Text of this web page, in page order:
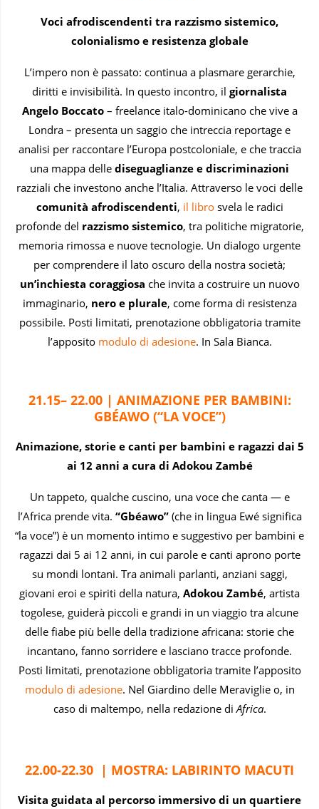
Voci afrodiscendenti tra razzismo sistemico,
colonialismo e resistenza globale
L’impero non è passato: continua a plasmare gerarchie,
diritti e invisibilità. In questo incontro, il giornalista
Angelo Boccato – freelance italo-dominicano che vive a
Londra – presenta un saggio che intreccia reportage e
analisi per raccontare l’Europa postcoloniale, e che traccia
una mappa delle diseguaglianze e discriminazioni
razziali che investono anche l’Italia. Attraverso le voci delle
comunità afrodiscendenti, il librosvela le radici
profonde del razzismo sistemico, tra politiche migratorie,
memoria rimossa e nuove tecnologie. Un dialogo urgente
per comprendere il lato oscuro della nostra società;
un’inchiesta coraggiosa che invita a costruire un nuovo
immaginario, nero e plurale, come forma di resistenza
possibile. Posti limitati, prenotazione obbligatoria tramite
l’apposito modulo di adesione. In Sala Bianca.
21.15– 22.00 | ANIMAZIONE PER BAMBINI:
GBÉAWO (“LA VOCE”)
Animazione, storie e canti per bambini e ragazzi dai 5
ai 12 anni a cura di Adokou Zambé
Un tappeto, qualche cuscino, una voce che canta — e
l’Africa prende vita. “Gbéawo”(che in lingua Ewé significa
“la voce”) è un momento intimo e suggestivo per bambini e
ragazzi dai 5 ai 12 anni, in cui parole e canti aprono porte
su mondi lontani. Tra animali parlanti, anziani saggi,
giovani eroi e spiriti della natura, Adokou Zambé, artista
togolese, guiderà piccoli e grandi in un viaggio tra alcune
delle fiabe più belle della tradizione africana: storie che
incantano, fanno sorridere e lasciano tracce profonde.
Posti limitati, prenotazione obbligatoria tramite l’apposito
modulo di adesione. Nel Giardino delle Meraviglie o, in
caso di maltempo, nella redazione diAfrica.
22.00-22.30 | MOSTRA: LABIRINTO MACUTI
Visita guidata al percorso immersivo di un quartiere